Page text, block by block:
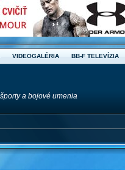
VIDEOGALÉRIA BB-F TELEVÍZIA
a bojové umenia